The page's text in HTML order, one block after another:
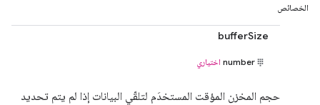
الخصائص
bufferSize
number اختياري
حجم المخزن المؤقت المستخدَم لتلقّي البيانات إذا لم يتم تحديد